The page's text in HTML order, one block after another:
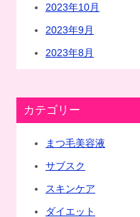
2023年10月
2023年9月
2023年8月
カテゴリー
まつ毛美容液
サブスク
スキンケア
ダイエット